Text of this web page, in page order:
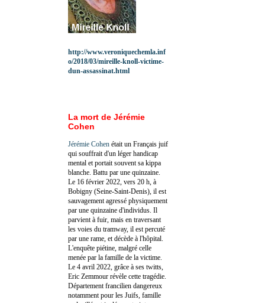
http://www.veroniquechemla.inf
o/2018/03/mireille-knoll-victime-
dun-assassinat.html
La mort de Jérémie
Cohen
Jérémie Cohen était un Français juif
qui souffrait d'un léger handicap
mental et portait souvent sa kippa
blanche. Battu par une quinzaine.
Le 16 février 2022, vers 20 h, à
Bobigny (Seine-Saint-Denis), il est
sauvagement agressé physiquement
par une quinzaine d'individus. Il
parvient à fuir, mais en traversant
les voies du tramway, il est percuté
par une rame, et décède à l'hôpital.
L'enquête piétine, malgré celle
menée par la famille de la victime.
Le 4 avril 2022, grâce à ses twitts,
Eric Zemmour révèle cette tragédie.
Département francilien dangereux
notamment pour les Juifs, famille